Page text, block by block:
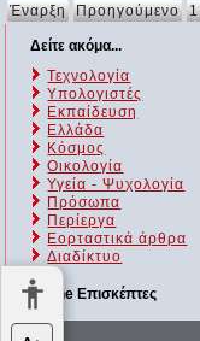
Έναρξη Προηγούμενο 1
Δείτε ακόμα...
Τεχνολογία
Υπολογιστές
Εκπαίδευση
Ελλάδα
Κόσμος
Οικολογία
Υγεία - Ψυχολογία
Πρόσωπα
Περίεργα
Εορταστικά άρθρα
Διαδίκτυο
Online Επισκέπτες
Αυτήν τη στιγμή